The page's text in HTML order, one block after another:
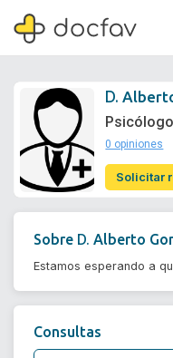
D.
Psicólogo
0 opiniones
Solicitar
Sobre D. Alberto
Estamos esperando a
Consultas